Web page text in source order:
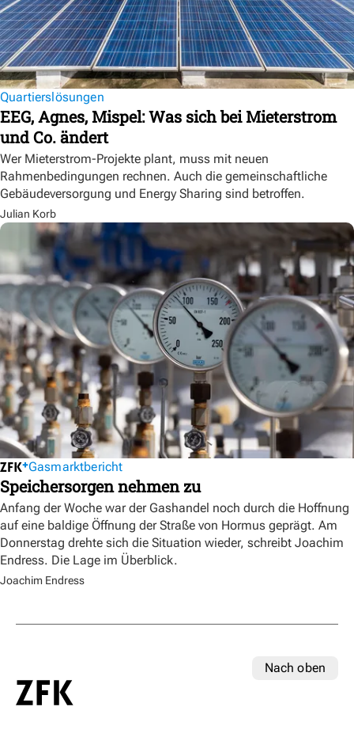
Quartierslösungen
EEG, Agnes, Mispel: Was sich bei Mieterstrom
und Co. ändert
Wer Mieterstrom-Projekte plant, muss mit neuen
Rahmenbedingungen rechnen. Auch die gemeinschaftliche
Gebäudeversorgung und Energy Sharing sind betroffen.
Julian Korb
Gasmarktbericht
Speichersorgen nehmen zu
Anfang der Woche war der Gashandel noch durch die Hoffnung
auf eine baldige Öffnung der Straße von Hormus geprägt. Am
Donnerstag drehte sich die Situation wieder, schreibt Joachim
Endress. Die Lage im Überblick.
Joachim Endress
Nach oben